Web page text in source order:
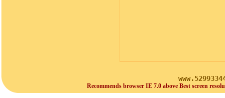
Recommends browser IE 7.0 above Best screen